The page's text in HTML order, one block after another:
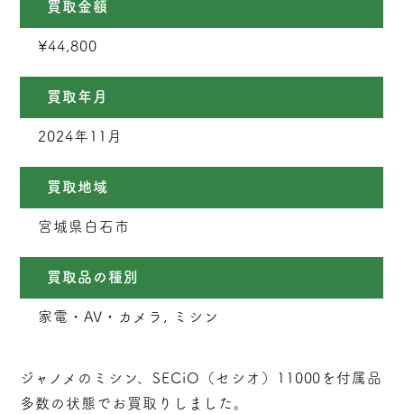
買取金額
¥44,800
買取年月
2024年11月
買取地域
宮城県白石市
買取品の種別
家電・AV・カメラ, ミシン
ジャノメのミシン、SECiO（セシオ）11000を付属品
多数の状態でお買取りしました。